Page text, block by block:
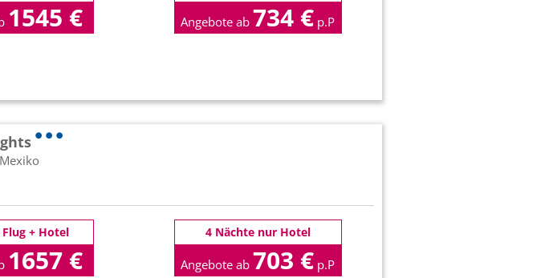
1545 € Angebote ab 734 € p.P
+ Hotel
1657 €
4 Nächte nur Hotel
Angebote ab 703 € p.P